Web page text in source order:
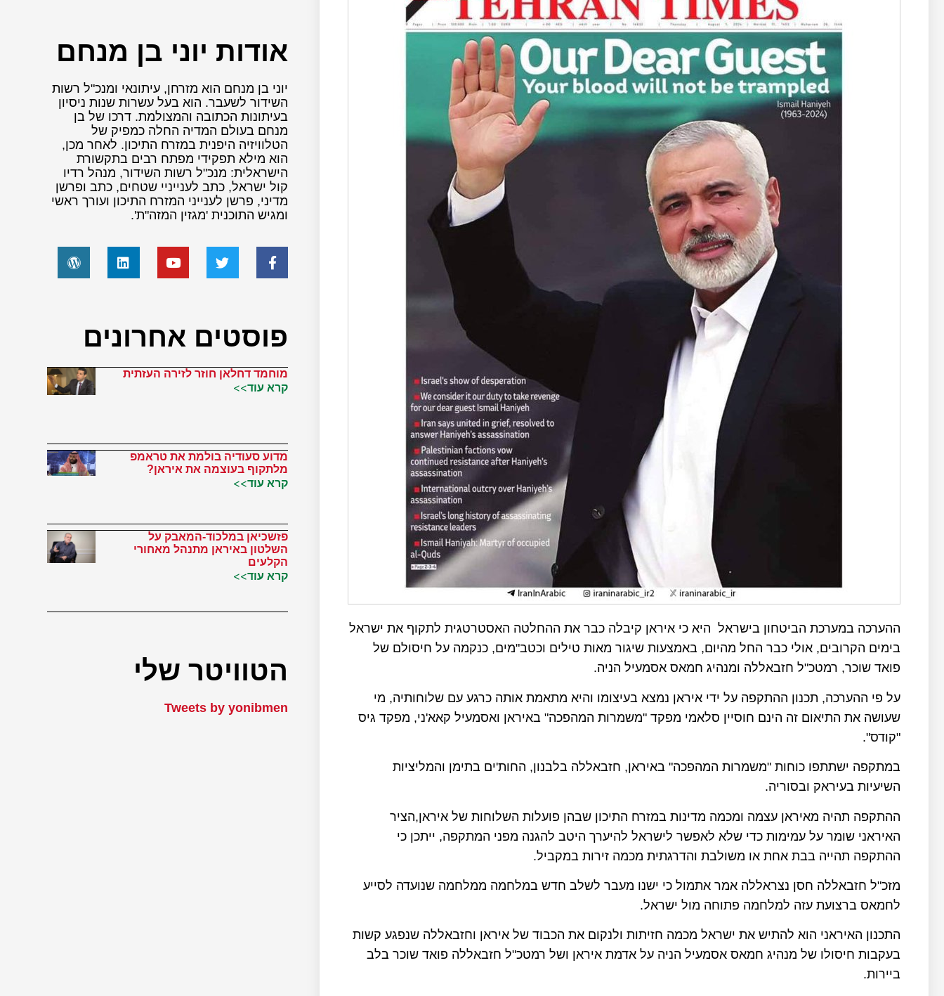
ההערכה במערכת הביטחון בישראל היא כי איראן קיבלה כבר את ההחלטה האסטרטגית לתקוף את ישראל
בימים הקרובים, אולי כבר החל מהיום, באמצעות שיגור מאות טילים וכטב"מים, כנקמה על חיסולם של
פואד שוכר, רמטכ"ל חזבאללה ומנהיג חמאס אסמעיל הניה.
על פי ההערכה, תכנון ההתקפה על ידי איראן נמצא בעיצומו והיא מתאמת אותה כרגע עם שלוחותיה, מי
שעושה את התיאום זה הינם חוסיין סלאמי מפקד "משמרות המהפכה" באיראן ואסמעיל קאא'ני, מפקד גיס
"קודס".
במתקפה ישתתפו כוחות "משמרות המהפכה" באיראן, חזבאללה בלבנון, החות'ים בתימן והמליציות
השיעיות בעיראק ובסוריה.
ההתקפה תהיה מאיראן עצמה ומכמה מדינות במזרח התיכון שבהן פועלות השלוחות של איראן,הציר
האיראני שומר על עמימות כדי שלא לאפשר לישראל להיערך היטב להגנה מפני המתקפה, ייתכן כי
ההתקפה תהייה בבת אחת או משולבת והדרגתית מכמה זירות במקביל.
מזכ"ל חזבאללה חסן נצראללה אמר אתמול כי ישנו מעבר לשלב חדש במלחמה ממלחמה שנועדה לסייע
לחמאס ברצועת עזה למלחמה פתוחה מול ישראל.
התכנון האיראני הוא להתיש את ישראל מכמה חזיתות ולנקום את הכבוד של איראן וחזבאללה שנפגע קשות
בעקבות חיסולו של מנהיג חמאס אסמעיל הניה על אדמת איראן ושל רמטכ"ל חזבאללה פואד שוכר בלב
ביירות.
אודות יוני בן מנחם
יוני בן מנחם הוא מזרחן, עיתונאי ומנכ"ל רשות
השידור לשעבר. הוא בעל עשרות שנות ניסיון
בעיתונות הכתובה והמצולמת. דרכו של בן
מנחם בעולם המדיה החלה כמפיק של
הטלוויזיה היפנית במזרח התיכון. לאחר מכן,
הוא מילא תפקידי מפתח רבים בתקשורת
הישראלית: מנכ"ל רשות השידור, מנהל רדיו
קול ישראל, כתב לענייניי שטחים, כתב ופרשן
מדיני, פרשן לענייני המזרח התיכון ועורך ראשי
ומגיש התוכנית 'מגזין המזה"ת'.
פוסטים אחרונים
מוחמד דחלאן חוזר לזירה העזתית
קרא עוד>>
מדוע סעודיה בולמת את טראמפ
מלתקוף בעוצמה את איראן?
קרא עוד>>
פזשכיאן במלכוד-המאבק על
השלטון באיראן מתנהל מאחורי
הקלעים
קרא עוד>>
הטוויטר שלי
Tweets by yonibmen